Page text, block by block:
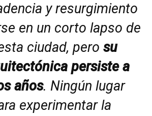
y resurgimiento
en un corto lapso de
ciudad, pero su
persiste a
años. Ningún lugar
experimentar la